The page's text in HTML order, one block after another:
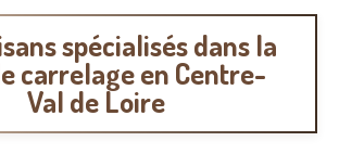
spécialisés dans la
carrelage en Centre-
Val de Loire